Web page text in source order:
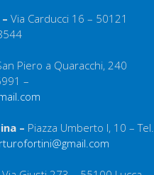
Via Carducci 16 – 50121
Piero a Quaracchi, 240
–
– Piazza Umberto I, 10 – Tel.